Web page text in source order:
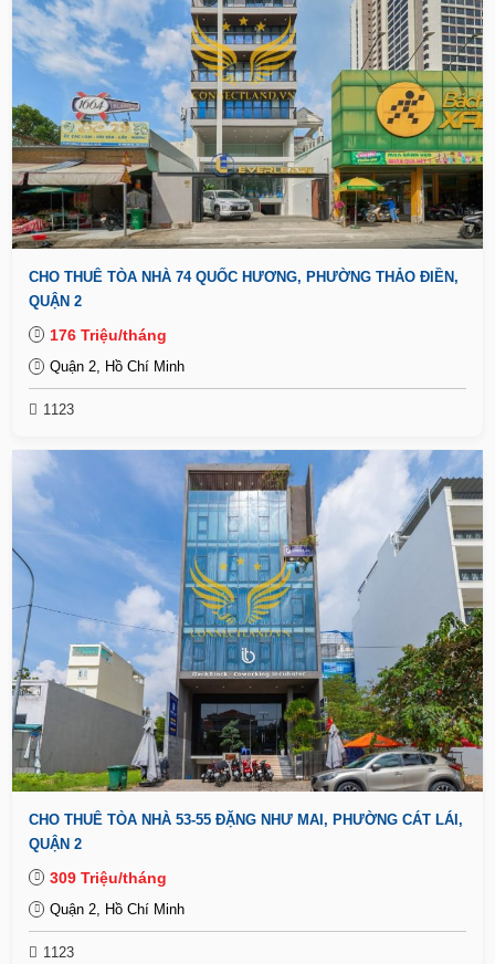
CHO THUÊ TÒA NHÀ 74 QUỐC HƯƠNG, PHƯỜNG THẢO ĐIỀN,
QUẬN 2
176 Triệu/tháng
Quận 2, Hồ Chí Minh
1123
CHO THUÊ TÒA NHÀ 53-55 ĐẶNG NHƯ MAI, PHƯỜNG CÁT LÁI,
QUẬN 2
309 Triệu/tháng
Quận 2, Hồ Chí Minh
1123